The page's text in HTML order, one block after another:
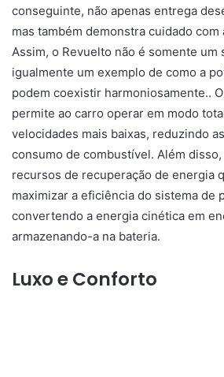
conseguinte, não apenas entrega
mas também demonstra cuidado
Assim, o Revuelto não é somente um
igualmente um exemplo de como a
podem coexistir harmoniosamente..
permite ao carro operar em modo
velocidades mais baixas, reduzindo
consumo de combustível. Além
recursos de recuperação de energia
maximizar a eficiência do sistema de
convertendo a energia cinética em
armazenando-a na bateria.
Luxo e Conforto